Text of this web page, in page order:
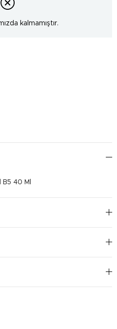
kalmamıştır.
40 Ml